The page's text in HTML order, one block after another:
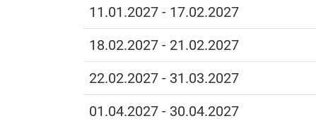
11.01.2027 - 17.02.2027
18.02.2027 - 21.02.2027
22.02.2027 - 31.03.2027
01.04.2027 - 30.04.2027